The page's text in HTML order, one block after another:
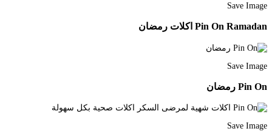
Save Image
Pin On Ramadan اكلات رمضان
Save Image
Pin On رمضان
Save Image